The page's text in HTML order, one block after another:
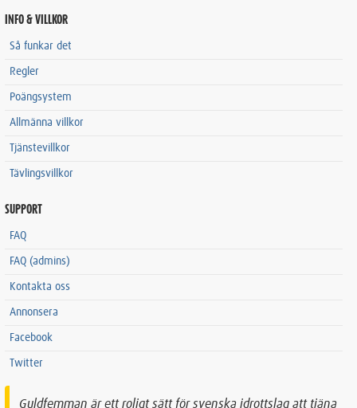
INFO & VILLKOR
Så funkar det
Regler
Poängsystem
Allmänna villkor
Tjänstevillkor
Tävlingsvillkor
SUPPORT
FAQ
FAQ (admins)
Kontakta oss
Annonsera
Facebook
Twitter
Guldfemman är ett roligt sätt för svenska idrottslag att tjäna